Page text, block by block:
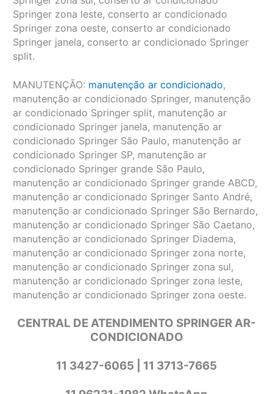
Springer zona leste, conserto ar condicionado
Springer zona oeste, conserto ar condicionado
Springer janela, conserto ar condicionado Springer
split.
MANUTENÇÃO: manutenção ar condicionado,
manutenção ar condicionado Springer, manutenção
ar condicionado Springer split, manutenção ar
condicionado Springer janela, manutenção ar
condicionado Springer São Paulo, manutenção ar
condicionado Springer SP, manutenção ar
condicionado Springer grande São Paulo,
manutenção ar condicionado Springer grande ABCD,
manutenção ar condicionado Springer Santo André,
manutenção ar condicionado Springer São Bernardo,
manutenção ar condicionado Springer São Caetano,
manutenção ar condicionado Springer Diadema,
manutenção ar condicionado Springer zona norte,
manutenção ar condicionado Springer zona sul,
manutenção ar condicionado Springer zona leste,
manutenção ar condicionado Springer zona oeste.
CENTRAL DE ATENDIMENTO SPRINGER AR-
CONDICIONADO
11 3427-6065 | 11 3713-7665